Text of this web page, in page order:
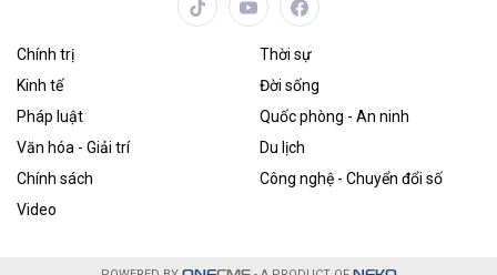
Chính trị
Thời sự
Kinh tế
Đời sống
Pháp luật
Quốc phòng - An ninh
Văn hóa - Giải trí
Du lịch
Chính sách
Công nghệ - Chuyển đổi số
Video